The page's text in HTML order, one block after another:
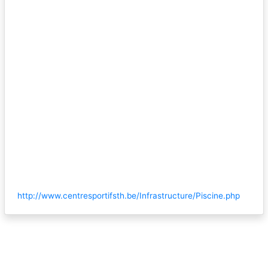
http://www.centresportifsth.be/Infrastructure/Piscine.php